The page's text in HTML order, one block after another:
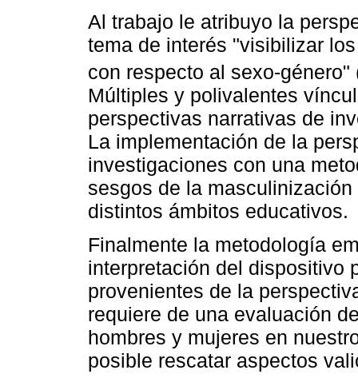
Al trabajo le atribuyo la
tema de interés "visibilizar
con respecto al sexo-género"
Múltiples y polivalentes
perspectivas narrativas de
La implementación de la
investigaciones con una
sesgos de la
distintos ámbitos educativos.
Finalmente la metodología
interpretación del dispositivo
provenientes de la
requiere de una evaluación
hombres y mujeres en
posible rescatar aspectos